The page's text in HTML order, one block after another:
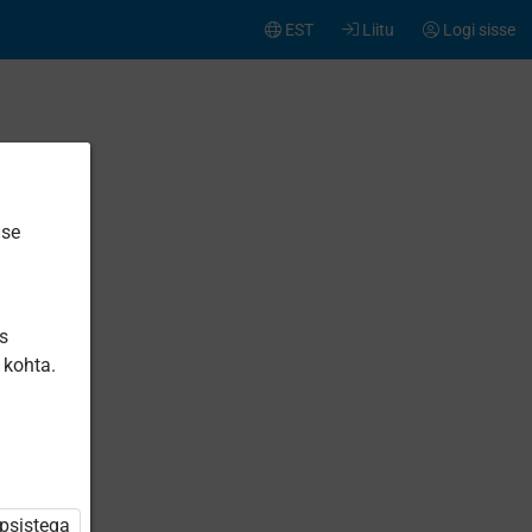
Logi sisse
Liitu
EST